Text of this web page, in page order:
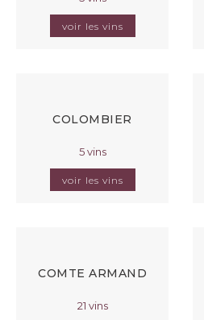
voir les vins
COLOMBIER
5 vins
voir les vins
COMTE ARMAND
21 vins